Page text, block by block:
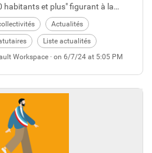
habitants et plus" figurant à la
L. 2123-24-2 du code général des
sa rédaction issue de la loi
2019 relative à l’engagement
de l’action publique.
Actualités
Liste actualités
Workspace · on 6/7/24 at 5:05 PM